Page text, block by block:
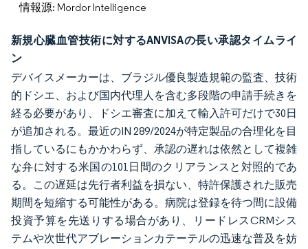
情報源: Mordor Intelligence
新規心臓血管技術に対するANVISAの長い承認タイムライ
ン
デバイスメーカーは、ブラジル優良製造規範の監査、技術
的ドシエ、および国内代理人を含む多段階の申請手続きを
経る必要があり、ドシエ審査に加えて輸入許可だけで30日
が追加される。最近のIN 289/2024が特定製品の合理化を目
指しているにもかかわらず、承認の遅れは依然として複雑
な弁に対する米国の101日間のクリアランスと対照的であ
る。この遅延は先行者利益を損ない、特許保護された販売
期間を短縮する可能性がある。病院は登録を待つ間に設備
投資予算を先送りする場合があり、リードレスCRMシス
テムや次世代アブレーションカテーテルの迅速な普及を妨